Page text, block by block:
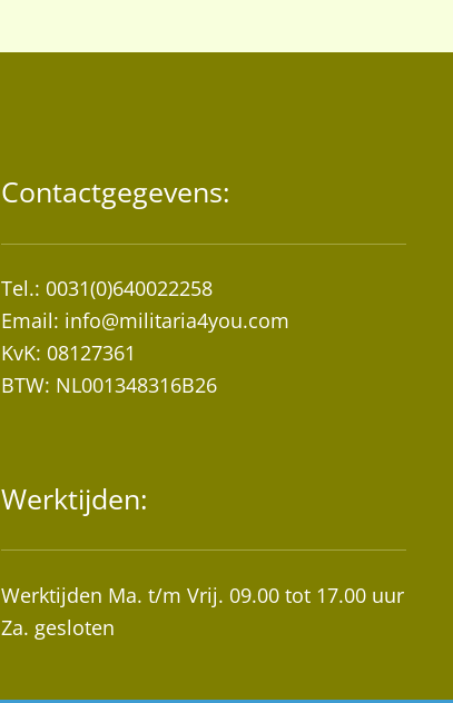
kan
productpagina
Contactgegevens:
Tel.: 0031(0)640022258
Email: info@militaria4you.com
KvK: 08127361
BTW: NL001348316B26
Werktijden:
Werktijden Ma. t/m Vrij. 09.00 tot 17.00 uur
Za. gesloten